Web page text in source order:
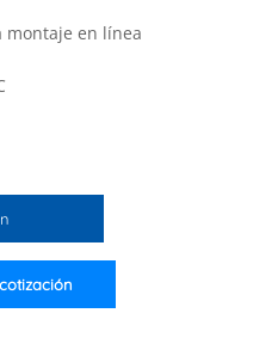
montaje en línea